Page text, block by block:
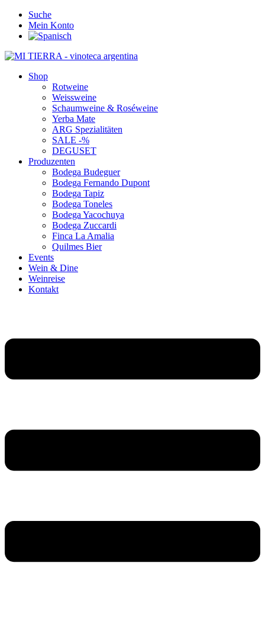
Suche
Mein Konto
Shop
Rotweine
Weissweine
Schaumweine & Roséweine
Yerba Mate
ARG Spezialitäten
SALE -%
DEGUSET
Produzenten
Bodega Budeguer
Bodega Fernando Dupont
Bodega Tapiz
Bodega Toneles
Bodega Yacochuya
Bodega Zuccardi
Finca La Amalia
Quilmes Bier
Events
Wein & Dine
Weinreise
Kontakt